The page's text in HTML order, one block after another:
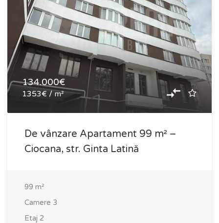
134.000€
1353€ / m²
De vânzare Apartament 99 m² –
Ciocana, str. Ginta Latină
99 m²
Camere 3
Etaj 2